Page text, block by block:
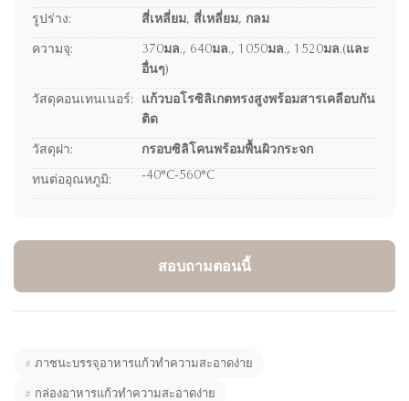
รูปร่าง: สี่เหลี่ยม, สี่เหลี่ยม, กลม
ความจุ:
370มล., 640มล., 1050มล., 1520มล.(และ
อื่นๆ)
วัสดุคอนเทนเนอร์:
แก้วบอโรซิลิเกตทรงสูงพร้อมสารเคลือบกัน
ติด
วัสดุฝา: กรอบซิลิโคนพร้อมพื้นผิวกระจก
ทนต่ออุณหภูมิ: -40°C-560°C
สอบถามตอนนี้
# ภาชนะบรรจุอาหารแก้วทำความสะอาดง่าย
# กล่องอาหารแก้วทำความสะอาดง่าย